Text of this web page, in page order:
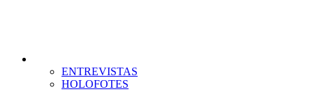
ENTREVISTAS
HOLOFOTES